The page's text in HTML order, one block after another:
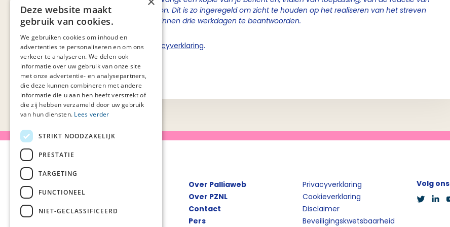
de inhoudelijke contactpersoon. Dit is zo ingeregeld om zicht te houden op het realiseren van het streven
van Palliaweb om berichten binnen drie werkdagen te beantwoorden.
Ik ga akkoord met de privacyverklaring.
Verstuur
Over Palliaweb
Over PZNL
Contact
Pers
Privacyverklaring
Cookieverklaring
Disclaimer
Beveiligingskwetsbaarheid
Volg ons
Deze website maakt
gebruik van cookies.
We gebruiken cookies om inhoud en
advertenties te personaliseren en om ons
verkeer te analyseren. We delen ook
informatie over uw gebruik van onze site
met onze advertentie- en analysepartners,
die deze kunnen combineren met andere
informatie die u aan hen heeft verstrekt of
die zij hebben verzameld door uw gebruik
van hun diensten. Lees verder
STRIKT NOODZAKELIJK
PRESTATIE
TARGETING
FUNCTIONEEL
NIET-GECLASSIFICEERD